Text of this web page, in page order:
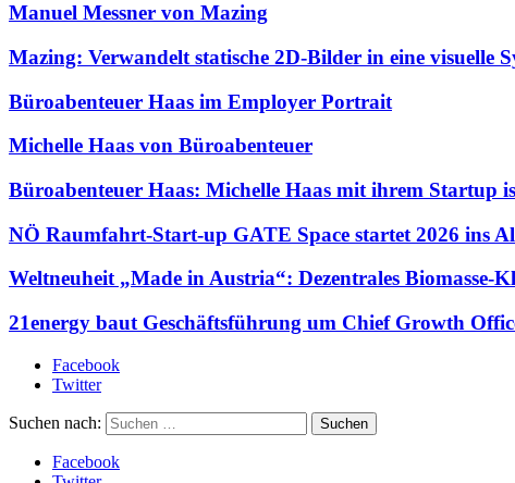
Manuel Messner von Mazing
Mazing: Verwandelt statische 2D-Bilder in eine visuelle
Büroabenteuer Haas im Employer Portrait
Michelle Haas von Büroabenteuer
Büroabenteuer Haas: Michelle Haas mit ihrem Startup
NÖ Raumfahrt-Start-up GATE Space startet 2026 ins
Weltneuheit „Made in Austria“: Dezentrales
21energy baut Geschäftsführung um Chief Growth
Facebook
Twitter
Suchen nach:
Facebook